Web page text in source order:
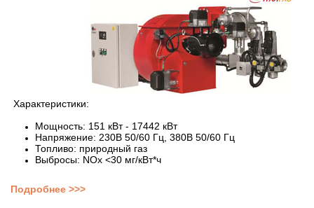
Характеристики:
Мощность: 151 кВт - 17442 кВт
Напряжение: 230В 50/60 Гц, 380В 50/60 Гц
Топливо: природный газ
Выбросы: NOx <30 мг/кВт*ч
Подробнее >>>